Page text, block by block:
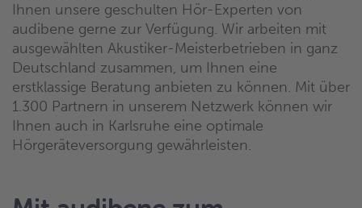
Ihnen unsere geschulten Hör-Experten von
audibene gerne zur Verfügung. Wir arbeiten mit
ausgewählten Akustiker-Meisterbetrieben in ganz
Deutschland zusammen, um Ihnen eine
erstklassige Beratung anbieten zu können. Mit über
1.300 Partnern in unserem Netzwerk können wir
Ihnen auch in Karlsruhe eine optimale
Hörgeräteversorgung gewährleisten.